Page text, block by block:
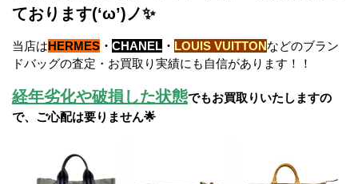
ております(‘ω’)ノ✨
当店はHERMES ・ CHANEL ・ LOUIS VUITTONなどのブラン
ドバッグの査定・お買取り実績にも自信があります！！
経年劣化や破損した状態でもお買取りいたしますの
で、ご心配は要りません🌟